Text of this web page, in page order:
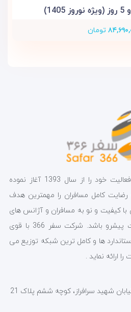
تومان
آژانس هواپیمایی سفر 366 فعالیت خود را از سال 1393 آغاز نموده
کامل مسافران را مهمترین هدف
با کیفیت و نو به مسافران و آژانس های
همکار، توانسته در این صنعت پیشرو باشد. شرکت سفر 366 با قوی
ها و کامل ترین شبکه توزیع می
ارائه نماید .
تهران، خیابان شهید بهشتی، خیابان شهید سرافراز، کوچه ششم پلاک 21